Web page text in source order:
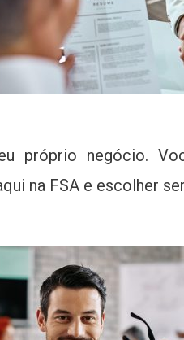
próprio negócio.
na FSA e escolher